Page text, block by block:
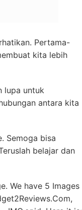
Pertama-
kita lebih
lupa untuk
antara kita
Semoga bisa
belajar dan
We have 5 Images